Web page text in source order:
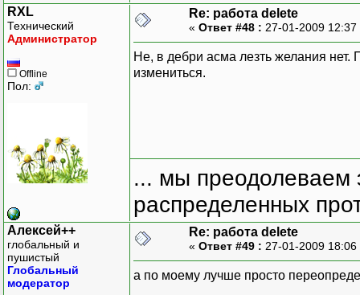
RXL
Технический
Администратор
Offline
Пол:
Re: работа delete
« Ответ #48 : 27-01-2009
Не, в дебри асма лезть желания нет.
измениться.
... мы преодолеваем
распределенных
Алексей++
глобальный и
пушистый
Глобальный
модератор
Re: работа delete
« Ответ #49 : 27-01-2009
а по моему лучше просто